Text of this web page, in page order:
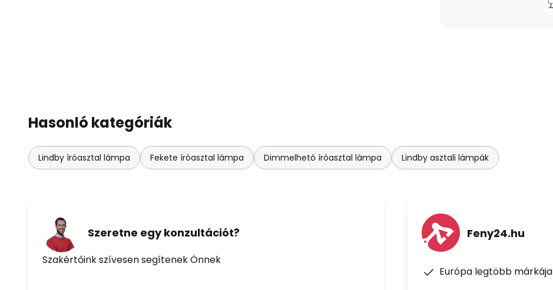
Hasonló kategóriák
Lindby íróasztal lámpa Fekete íróasztal lámpa Dimmelhető íróasztal lámpa Lindby asztali lámpák
Szeretne egy konzultációt?
Szakértőink szívesen segítenek Önnek
Feny24.hu
Európa legtöbb márkája